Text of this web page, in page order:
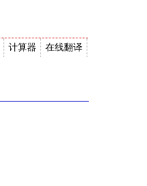
在线翻译
计算器